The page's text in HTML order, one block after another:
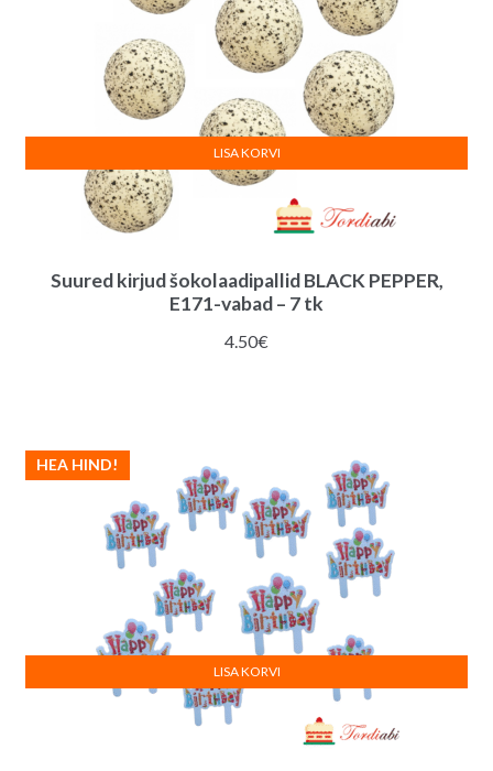
Suured kirjud šokolaadipallid BLACK PEPPER,
E171-vabad – 7 tk
4.50€
LISA KORVI
HEA HIND!
LISA KORVI